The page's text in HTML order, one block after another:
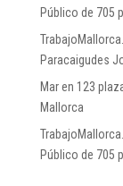
Público de 705
Paracaigudes
Maren 123
Mallorca
Público de 705